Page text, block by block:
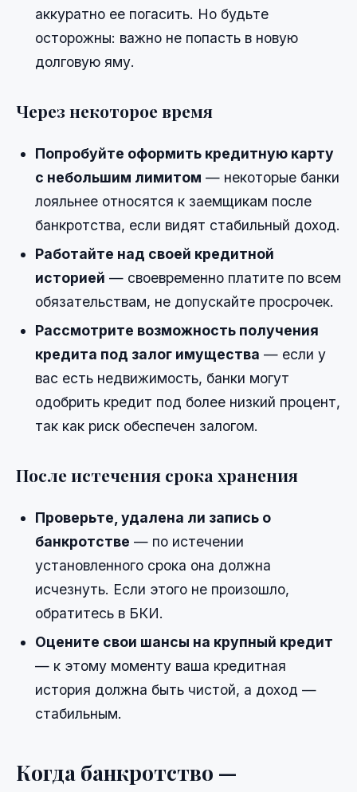
аккуратно ее погасить. Но будьте
осторожны: важно не попасть в новую
долговую яму.
Через некоторое время
Попробуйте оформить кредитную карту
с небольшим лимитом — некоторые банки
лояльнее относятся к заемщикам после
банкротства, если видят стабильный доход.
Работайте над своей кредитной
историей — своевременно платите по всем
обязательствам, не допускайте просрочек.
Рассмотрите возможность получения
кредита под залог имущества — если у
вас есть недвижимость, банки могут
одобрить кредит под более низкий процент,
так как риск обеспечен залогом.
После истечения срока хранения
Проверьте, удалена ли запись о
банкротстве — по истечении
установленного срока она должна
исчезнуть. Если этого не произошло,
обратитесь в БКИ.
Оцените свои шансы на крупный кредит
— к этому моменту ваша кредитная
история должна быть чистой, а доход —
стабильным.
Когда банкротство —